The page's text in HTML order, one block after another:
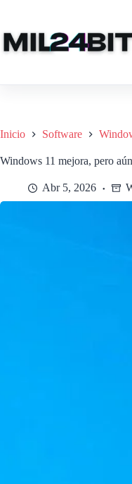
contenido
Inicio Software
Windows 11 mejora, pero
Abr 5, 2026